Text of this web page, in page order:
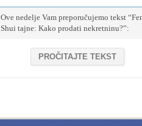
Ove nedelje Vam preporučujemo tekst
Shui tajne: Kako prodati nekretninu?”:
PROČITAJTE TEKST